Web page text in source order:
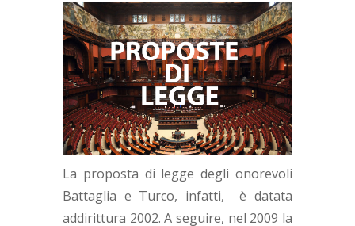
La proposta di legge degli onorevoli
Battaglia e Turco, infatti, è datata
addirittura 2002. A seguire, nel 2009 la